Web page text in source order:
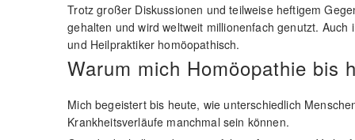
Trotz großer Diskussionen und teilweise heftigem
gehalten und wird weltweit millionenfach genutzt.
und Heilpraktiker homöopathisch.
Warum mich Homöopathie bis
Mich begeistert bis heute, wie unterschiedlich
Krankheitsverläufe manchmal sein können.